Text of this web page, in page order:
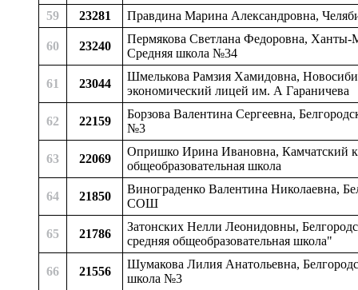
59
23281 Правдина Марина Александровна,
60 23240
Пермякова Светлана Федоровна,
Средняя школа №34
61 23044
Шмелькова Рамзия Хамидовна,
экономический лицей им. А Гараничева
62 22159
Борзова Валентина Сергеевна,
№3
63 22069
Опришко Ирина Ивановна, Камчатский
общеобразовательная школа
64 21850
Винограденко Валентина Николаевна,
СОШ
65 21786
Затонских Нелли Леонидовны,
средняя общеобразовательная школа"
66 21556
Шумакова Лилия Анатольевна,
школа №3